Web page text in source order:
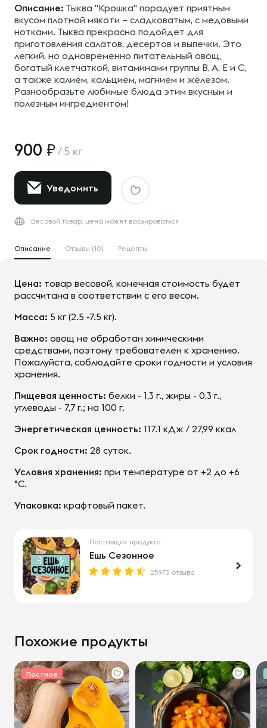
Описание: Тыква "Крошка" порадует приятным
вкусом плотной мякоти – сладковатым, с медовыми
нотками. Тыква прекрасно подойдет для
приготовления салатов, десертов и выпечки. Это
легкий, но одновременно питательный овощ,
богатый клетчаткой, витаминами группы В, А, Е и С,
а также калием, кальцием, магнием и железом.
Разнообразьте любимые блюда этим вкусным и
полезным ингредиентом!
900 / 5 кг
Уведомить
Весовой товар, цена может варьироваться
Описание Отзывы (10) Рецепты
Цена: товар весовой, конечная стоимость будет
рассчитана в соответствии с его весом.
Масса: 5 кг (2.5 -7.5 кг).
Важно: овощ не обработан химическими
средствами, поэтому требователен к хранению.
Пожалуйста, соблюдайте сроки годности и условия
хранения.
Пищевая ценность: белки - 1,3 г., жиры - 0,3 г.,
углеводы - 7,7 г.; на 100 г.
Энергетическая ценность: 117.1 кДж / 27,99 ккал
Срок годности: 28 суток.
Условия хранения: при температуре от +2 до +6
°С.
Упаковка: крафтовый пакет.
Поставщик продукта
Ешь Сезонное
25973 отзыва
Похожие продукты
Постное